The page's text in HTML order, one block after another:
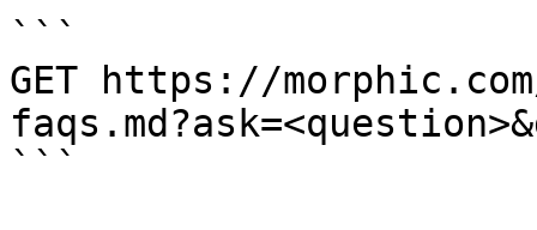
```
GET https://
```